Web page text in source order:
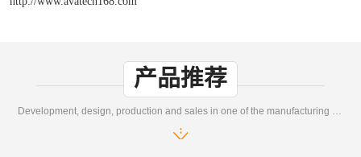
产品推荐
Development, design, production and sales in one of the manufacturing enterprises